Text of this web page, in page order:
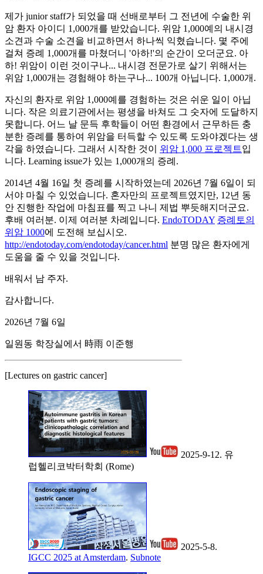
제가 junior staff가 되었을 때 선배로부터 그 전년에 수술한 위
암 환자 아이디 1,000개를 받았습니다. 위암 1,000예의 내시경
소견과 수술 소견을 비교하면서 하나씩 익혔습니다. 몇 주에
걸쳐 증례 1,000개를 마쳤더니 '아하!'의 순간이 오더군요. 아
하! 위암이 이런 것이구나... 내시경 전문가로 살기 위해서는
위암 1,000개는 경험해야 하는구나... 100개 아닙니다. 1,000개.
자신의 환자로 위암 1,000예를 경험하는 것은 쉬운 일이 아닙
니다. 작은 의료기관에서는 평생을 바쳐도 그 숫자에 도달하지
못합니다. 어느 날 문득 후학들이 어떤 환경에서 근무하든 충
분한 증례를 통하여 위암을 터득할 수 있도록 도와야겠다는 생
각을 하였습니다. 그래서 시작한 것이 위암 1,000 프로젝트입
니다. Learning issue가 있는 1,000개의 증례.
2014년 4월 16일 첫 증례를 시작하였는데 2026년 7월 6일이 되
서야 마칠 수 있었습니다. 혼자만의 프로젝트였지만, 12년 동
안 진행한 작업에 마침표를 찍고 나니 제법 뿌듯해지더군요.
후배 여러분. 이제 여러분 차례입니다. EndoTODAY 증례토의
위암 1000에 도전해 보십시오.
http://endotoday.com/endotoday/cancer.html 분명 많은 환자에게
도움을 줄 수 있을 것입니다.
배워서 남 주자.
감사합니다.
2026년 7월 6일
일원동 학장실에서 時雨 이준행
[Lectures on gastric cancer]
2025-9-12. 유
럽헬리코박터학회 (Rome)
2025-5-8.
IGCC 2025 at Amsterdam. Subnote